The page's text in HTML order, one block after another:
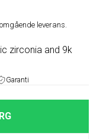
leverans.
zirconia and 9k
Garanti